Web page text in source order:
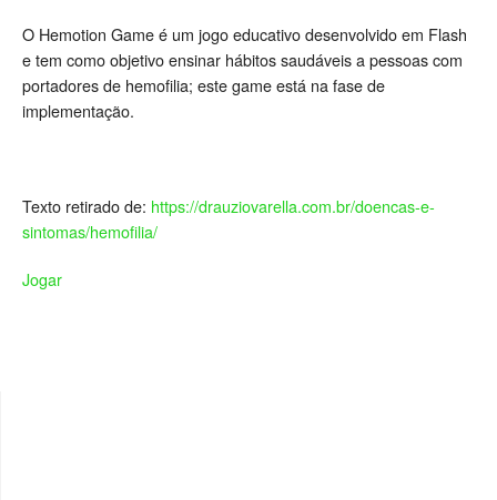
O Hemotion Game é um jogo educativo desenvolvido em Flash
e tem como objetivo ensinar hábitos saudáveis a pessoas com
portadores de hemofilia; este game está na fase de
implementação.
Texto retirado de: https://drauziovarella.com.br/doencas-e-
sintomas/hemofilia/
Jogar